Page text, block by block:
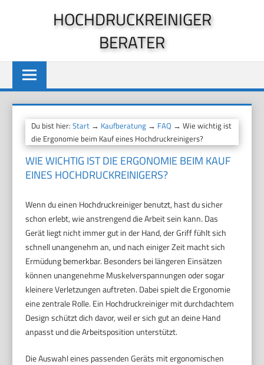
HOCHDRUCKREINIGER
BERATER
Du bist hier:Start → Kaufberatung → FAQ → Wie wichtig ist
die Ergonomie beim Kauf eines Hochdruckreinigers?
WIE WICHTIG IST DIE ERGONOMIE BEIM KAUF
EINES HOCHDRUCKREINIGERS?
Wenn du einen Hochdruckreiniger benutzt, hast du sicher
schon erlebt, wie anstrengend die Arbeit sein kann. Das
Gerät liegt nicht immer gut in der Hand, der Griff fühlt sich
schnell unangenehm an, und nach einiger Zeit macht sich
Ermüdung bemerkbar. Besonders bei längeren Einsätzen
können unangenehme Muskelverspannungen oder sogar
kleinere Verletzungen auftreten. Dabei spielt die Ergonomie
eine zentrale Rolle. Ein Hochdruckreiniger mit durchdachtem
Design schützt dich davor, weil er sich gut an deine Hand
anpasst und die Arbeitsposition unterstützt.
Die Auswahl eines passenden Geräts mit ergonomischen